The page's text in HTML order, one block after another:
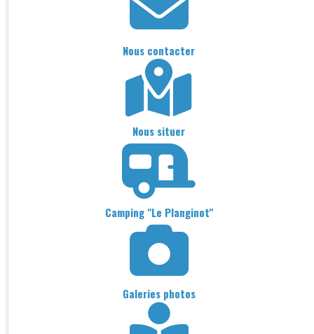
Nous contacter
Nous situer
Camping "Le Planginot"
Galeries photos